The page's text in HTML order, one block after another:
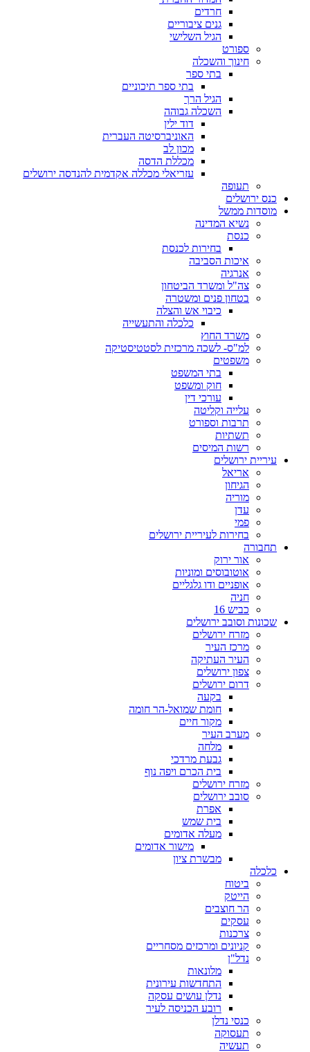
גנים ציבוריים
הגיל השלישי
חינוך והשכלה
בתי ספר
בתי ספר תיכוניים
הגיל הרך
השכלה גבוהה
דוד ילין
האוניברסיטה העברית
מכון לב
מכללת הדסה
עזריאלי מכללה אקדמית להנדסה ירושלים
ירושלים
ממשל
נשיא המדינה
בחירות לכנסת
איכות הסביבה
צה"ל ומשרד הביטחון
בטחון פנים ומשטרה
כיבוי אש והצלה
כלכלה והתעשייה
משרד החוץ
למ"ס- לשכה מרכזית לסטטיסטיקה
משפטים
בתי המשפט
חוק ומשפט
עורכי דין
עלייה וקליטה
תרבות וספורט
תשתיות
רשות המיסים
ירושלים
בחירות לעיריית ירושלים
אור ירוק
אוטובוסים ומוניות
אופניים ודו גלגליים
וסובב ירושלים
מזרח ירושלים
מרכז העיר
העיר העתיקה
צפון ירושלים
דרום ירושלים
חומת שמואל-הר חומה
מקור חיים
מערב העיר
גבעת מרדכי
בית הכרם ויפה נוף
מזרח ירושלים
סובב ירושלים
בית שמש
מעלה אדומים
מישור אדומים
מבשרת ציון
הר חוצבים
צרכנות
קניונים ומרכזים מסחריים
מלונאות
התחדשות עירונית
נדלן עושים עסקה
רובע הכניסה לעיר
כנסי נדלן
תעסוקה
תעשיה